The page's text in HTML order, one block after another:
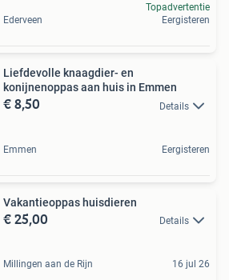
Ederveen
Topadvertentie
Eergisteren
Liefdevolle knaagdier- en
konijnenoppas aan huis in Emmen
€ 8,50 Details
Emmen Eergisteren
Vakantieoppas huisdieren
€ 25,00 Details
Millingen aan de Rijn 16 jul 26